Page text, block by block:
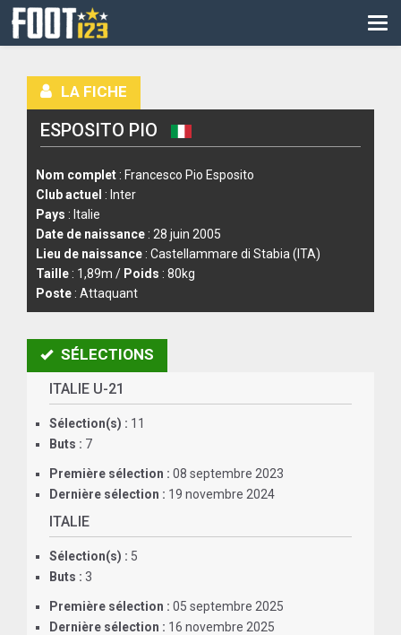
CM
LIGUE DES CHAMPIONS
PALMARÈS
LES DIRECTS
LIGUE 2
COUPE DE FRANCE
COUPE DE LA LIGUE
ANGLETERRE
ESPAGNE
RECHERCHE
LA FICHE
ESPOSITO PIO
Nom complet : Francesco Pio Esposito
Club actuel : Inter
Pays : Italie
Date de naissance : 28 juin 2005
Lieu de naissance : Castellammare di Stabia (ITA)
Taille : 1,89m / Poids : 80kg
Poste : Attaquant
SÉLECTIONS
ITALIE U-21
Sélection(s) : 11
Buts : 7
Première sélection : 08 septembre 2023
Dernière sélection : 19 novembre 2024
ITALIE
Sélection(s) : 5
Buts : 3
Première sélection : 05 septembre 2025
Dernière sélection : 16 novembre 2025